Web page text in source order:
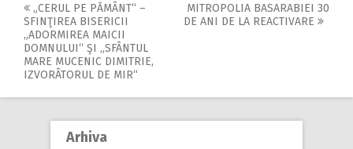
Post
navigation
„CERUL PE PĂMÂNT“ –
SFINŢIREA BISERICII
„ADORMIREA MAICII
DOMNULUI“ ŞI „SFÂNTUL
MARE MUCENIC DIMITRIE,
IZVORÂTORUL DE MIR“
MITROPOLIA BASARABIEI 30
DE ANI DE LA REACTIVARE
Arhiva